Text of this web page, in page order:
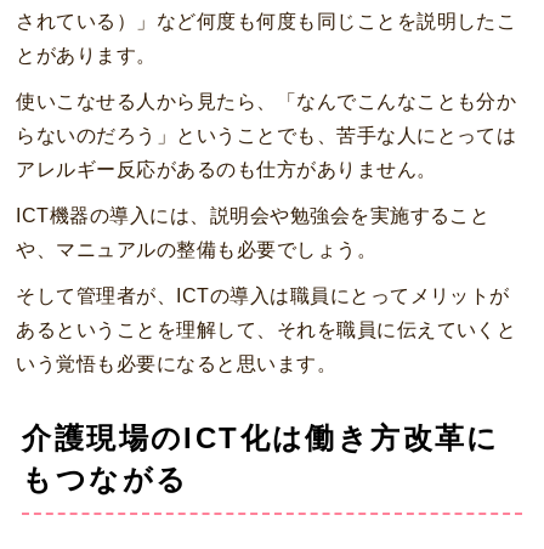
されている）」など何度も何度も同じことを説明したこ
とがあります。
使いこなせる人から見たら、「なんでこんなことも分か
らないのだろう」ということでも、苦手な人にとっては
アレルギー反応があるのも仕方がありません。
ICT機器の導入には、説明会や勉強会を実施すること
や、マニュアルの整備も必要でしょう。
そして管理者が、ICTの導入は職員にとってメリットが
あるということを理解して、それを職員に伝えていくと
いう覚悟も必要になると思います。
介護現場のICT化は働き方改革に
もつながる